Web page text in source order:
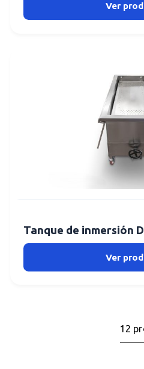
Ver
Tanque de inmersión
Ver